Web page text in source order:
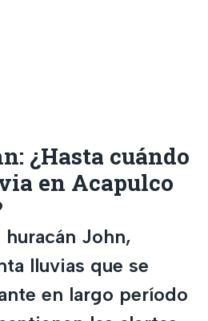
¿Hasta cuándo
en Acapulco
huracán John,
lluvias que se
en largo período